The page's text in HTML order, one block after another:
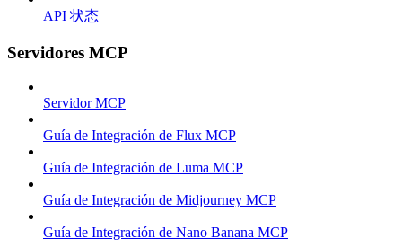
API 状态
Servidores MCP
Servidor MCP
Guía de Integración de Flux MCP
Guía de Integración de Luma MCP
Guía de Integración de Midjourney MCP
Guía de Integración de Nano Banana MCP